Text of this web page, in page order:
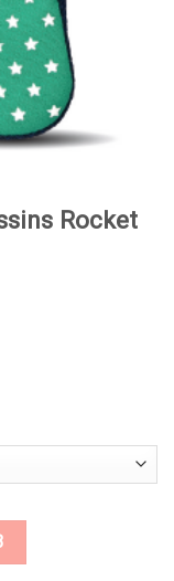
Rocket
Menge